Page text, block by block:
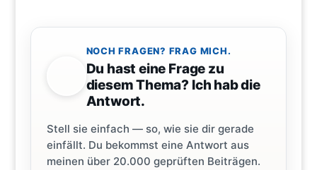
NOCH FRAGEN? FRAG MICH.
Du hast eine Frage zu
diesem Thema? Ich hab die
Antwort.
Stell sie einfach — so, wie sie dir gerade
einfällt. Du bekommst eine Antwort aus
meinen über 20.000 geprüften Beiträgen.